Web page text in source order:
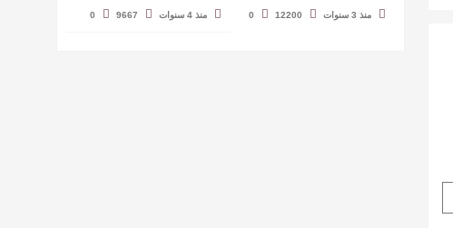
منذ 3 سنوات 12200
0 منذ 4 سنوات 9667
0